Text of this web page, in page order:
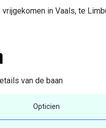
in Vaals, te
van de baan
Opticien